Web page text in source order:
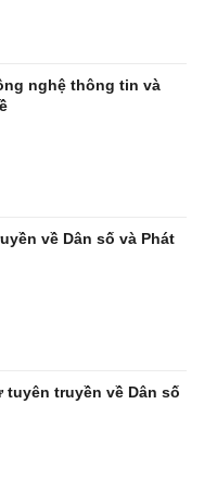
nghệ thông tin và
về Dân số và Phát
truyền về Dân số